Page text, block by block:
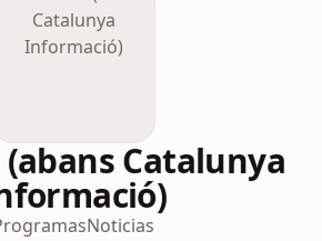
Catalunya
Noticias